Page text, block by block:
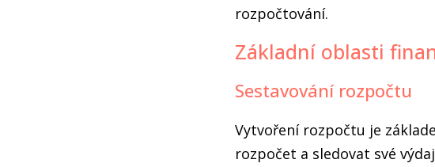
rozpočtování.
Základní oblasti
Sestavování rozpočtu
Vytvoření rozpočtu je
rozpočet a sledovat své